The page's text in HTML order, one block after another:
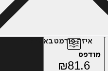
איזה פורמט בא לך?
מודפס
₪81.6